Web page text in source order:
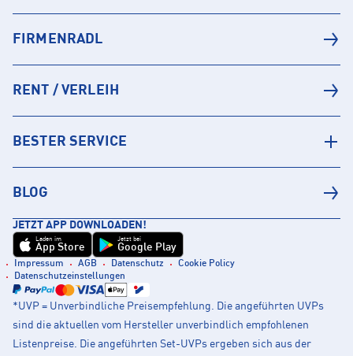
FIRMENRADL
RENT / VERLEIH
BESTER SERVICE
BLOG
JETZT APP DOWNLOADEN!
Laden im
App Store
Jetzt bei
Google Play
Impressum AGB Datenschutz
Cookie Policy
Datenschutzeinstellungen
*UVP = Unverbindliche Preisempfehlung. Die angeführten UVPs
sind die aktuellen vom Hersteller unverbindlich empfohlenen
Listenpreise. Die angeführten Set-UVPs ergeben sich aus der